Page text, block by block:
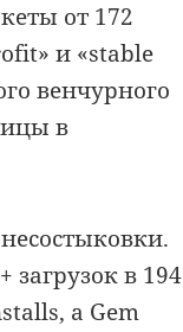
от 172
и «stable
венчурного
в
в 194
а Gem